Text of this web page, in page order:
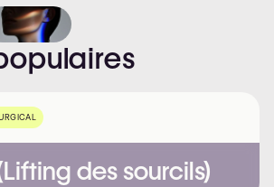
des sourcils)